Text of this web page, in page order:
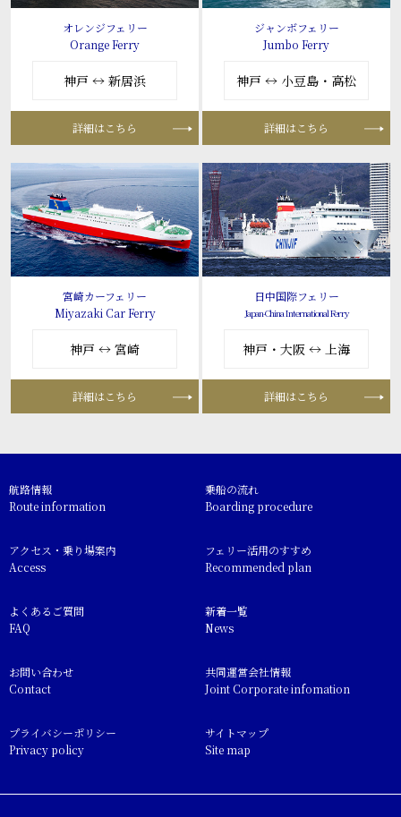
オレンジフェリー
Orange Ferry
神戸 ↔ 新居浜
詳細はこちら
ジャンボフェリー
Jumbo Ferry
神戸 ↔ 小豆島・高松
詳細はこちら
宮崎カーフェリー
Miyazaki Car Ferry
神戸 ↔ 宮崎
詳細はこちら
日中国際フェリー
Japan-China International Ferry
神戸・大阪 ↔ 上海
詳細はこちら
航路情報
Route information
乗船の流れ
Boarding procedure
アクセス・乗り場案内
Access
フェリー活用のすすめ
Recommended plan
よくあるご質問
FAQ
新着一覧
News
お問い合わせ
Contact
共同運営会社情報
Joint Corporate infomation
プライバシーポリシー
Privacy policy
サイトマップ
Site map